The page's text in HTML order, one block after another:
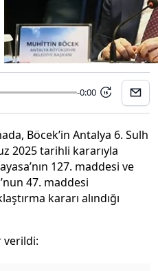
-0:00 15
Böcek’in Antalya 6. Sulh
2025 tarihli kararıyla
127. maddesi ve
47. maddesi
kararı alındığı
verildi: